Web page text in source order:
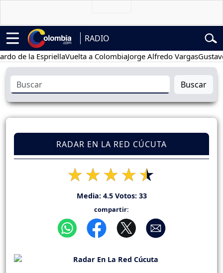
RADIO
la EspriellaVuelta a ColombiaJorge Alfredo VargasGustavo
Buscar
RADAR EN LA RED CÚCUTA
Media: 4.5Votos: 33
compartir: